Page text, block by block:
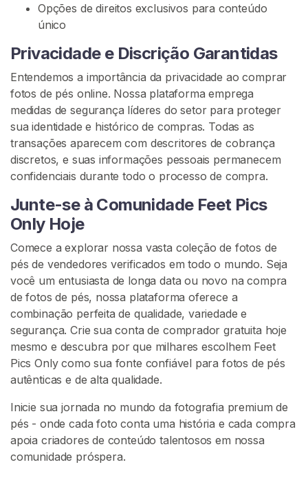
Opções de direitos exclusivos para conteúdo
único
Privacidade e Discrição Garantidas
Entendemos a importância da privacidade ao comprar
fotos de pés online. Nossa plataforma emprega
medidas de segurança líderes do setor para proteger
sua identidade e histórico de compras. Todas as
transações aparecem com descritores de cobrança
discretos, e suas informações pessoais permanecem
confidenciais durante todo o processo de compra.
Junte-se à Comunidade Feet Pics
Only Hoje
Comece a explorar nossa vasta coleção de fotos de
pés de vendedores verificados em todo o mundo. Seja
você um entusiasta de longa data ou novo na compra
de fotos de pés, nossa plataforma oferece a
combinação perfeita de qualidade, variedade e
segurança. Crie sua conta de comprador gratuita hoje
mesmo e descubra por que milhares escolhem Feet
Pics Only como sua fonte confiável para fotos de pés
autênticas e de alta qualidade.
Inicie sua jornada no mundo da fotografia premium de
pés - onde cada foto conta uma história e cada compra
apoia criadores de conteúdo talentosos em nossa
comunidade próspera.
t
e